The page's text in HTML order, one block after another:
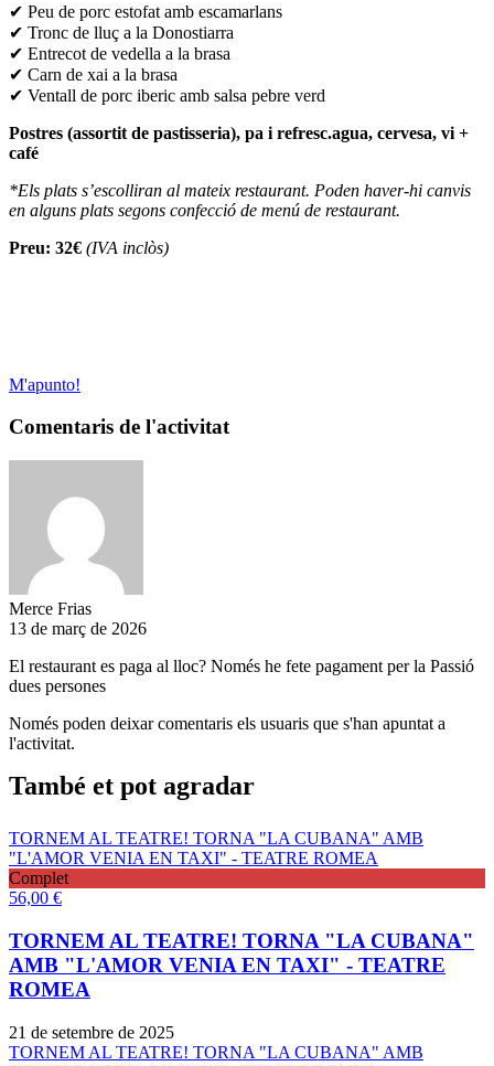
✔ Peu de porc estofat amb escamarlans
✔ Tronc de lluç a la Donostiarra
✔ Entrecot de vedella a la brasa
✔ Carn de xai a la brasa
✔ Ventall de porc iberic amb salsa pebre verd
Postres (assortit de pastisseria), pa i refresc.agua, cervesa, vi +
café
*Els plats s’escolliran al mateix restaurant. Poden haver-hi canvis
en alguns plats segons confecció de menú de restaurant.
Preu: 32€ (IVA inclòs)
M'apunto!
Comentaris de l'activitat
Merce Frias
13 de març de 2026
El restaurant es paga al lloc? Només he fete pagament per la Passió
dues persones
Només poden deixar comentaris els usuaris que s'han apuntat a
l'activitat.
També et pot agradar
TORNEM AL TEATRE! TORNA "LA CUBANA" AMB
"L'AMOR VENIA EN TAXI" - TEATRE ROMEA
Complet
56,00 €
TORNEM AL TEATRE! TORNA "LA CUBANA"
AMB "L'AMOR VENIA EN TAXI" - TEATRE
ROMEA
21 de setembre de 2025
TORNEM AL TEATRE! TORNA "LA CUBANA" AMB